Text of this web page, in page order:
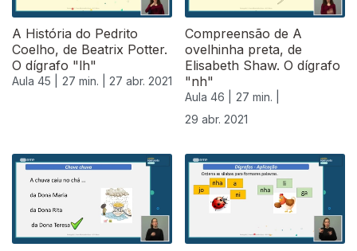
A História do Pedrito
Coelho, de Beatrix Potter.
O dígrafo "lh"
Aula 45 | 27 min. | 27 abr. 2021
Compreensão de A
ovelhinha preta, de
Elisabeth Shaw. O dígrafo
"nh"
Aula 46 |
27 min. |
29 abr. 2021
542032